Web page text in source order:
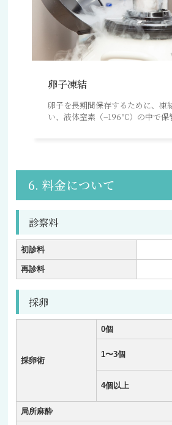
卵子凍結
卵子を長期間保存するために、凍
い、液体窒素（−196℃）の中で保
6. 料金について
診察料
初診料
再診料
採卵
採卵術
0個
1〜3個
4個以上
局所麻酔